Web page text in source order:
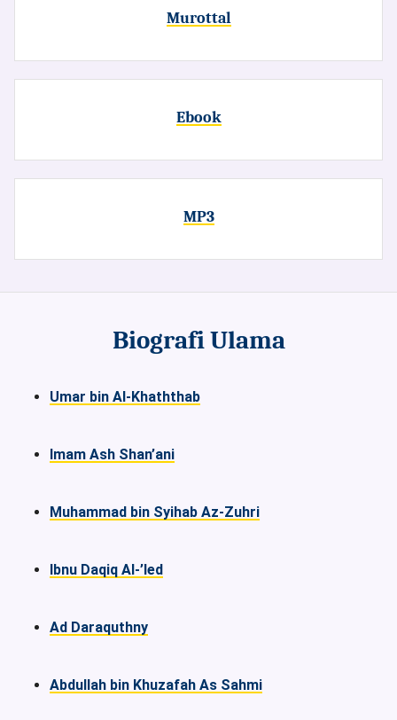
Murottal
Ebook
MP3
Biografi Ulama
Umar bin Al-Khaththab
Imam Ash Shan’ani
Muhammad bin Syihab Az-Zuhri
Ibnu Daqiq Al-’Ied
Ad Daraquthny
Abdullah bin Khuzafah As Sahmi